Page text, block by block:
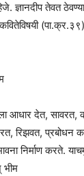
ज्ञानदीप तेवत
आधार देत, सावरत,
रिझवत, प्रबोधन
निर्माण करते.
भीम